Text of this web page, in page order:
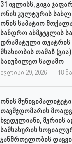
31 ივლისს, გიგა
ონის კულტურის
ონის საპატიო
სანდრო ახმეტელის
დრამატული თეატრის
მსახიობის თამაზ
საიუბილეო საღამო
ივლისი 29, 2026 18
ონის
თავმჯდომარის
ხვედელიანი, მერიის
სამსახურის
ჯანმრთელობის